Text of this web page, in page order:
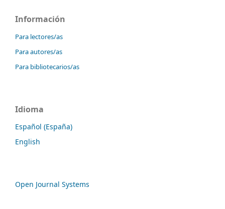
Información
Para lectores/as
Para autores/as
Para bibliotecarios/as
Idioma
Español (España)
English
Open Journal Systems